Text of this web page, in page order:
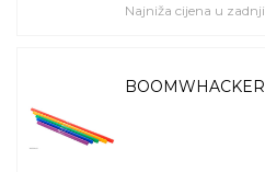
Najniža cijena u